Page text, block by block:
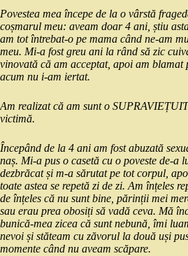
Povestea mea începe de la o vârstă
coșmarul meu: aveam doar 4 ani, știu
am tot întrebat-o pe mama când ne-am
meu. Mi-a fost greu ani la rând să zic
vinovată că am acceptat, apoi am
acum nu i-am iertat.
Am realizat că am sunt o
victimă.
Începând de la 4 ani am fost abuzată
naș. Mi-a pus o casetă cu o poveste de-a
dezbrăcat și m-a sărutat pe tot corpul,
toate astea se repetă zi de zi. Am înțeles
de înțeles că nu sunt bine, părinții mei
sau erau prea obosiți să vadă ceva. Mă
bunică-mea zicea că sunt nebună, îmi
nevoi și stăteam cu zăvorul la două uși
momente când nu aveam scăpare.